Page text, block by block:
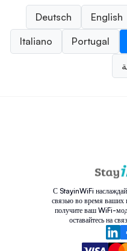
Deutsch English
Italiano
Portugal
С StayinWiFi
связью во время ваших
получите ваш WiFi-
оставайтесь на